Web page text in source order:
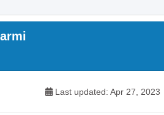
Last updated: Apr 27, 2023